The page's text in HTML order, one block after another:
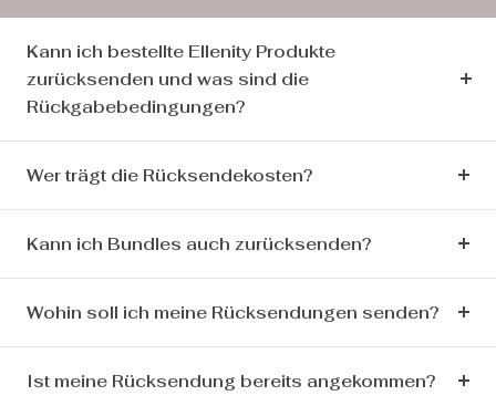
Kann ich bestellte Ellenity Produkte
zurücksenden und was sind die
Rückgabebedingungen?
Wer trägt die Rücksendekosten?
Kann ich Bundles auch zurücksenden?
Wohin soll ich meine Rücksendungen senden?
Ist meine Rücksendung bereits angekommen?